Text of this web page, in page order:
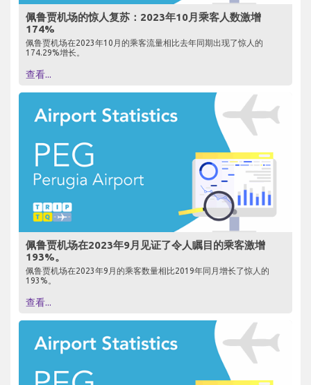
佩鲁贾机场的惊人复苏：2023年10月乘客人数激增
174%
佩鲁贾机场在2023年10月的乘客流量相比去年同期出现了惊人的
174.29%增长。
查看...
佩鲁贾机场在2023年9月见证了令人瞩目的乘客激增
193%。
佩鲁贾机场在2023年9月的乘客数量相比2019年同月增长了惊人的
193%。
查看...